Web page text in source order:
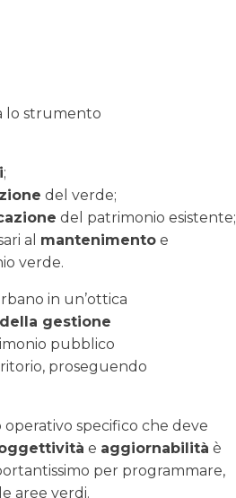
lo strumento
;
del verde;
del patrimonio esistente;
al mantenimento e
verde.
in un’ottica
gestione
pubblico
proseguendo
specifico che deve
e aggiornabilità è
per programmare,
aree verdi.